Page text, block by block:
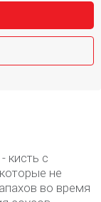
- кисть с
не
во время